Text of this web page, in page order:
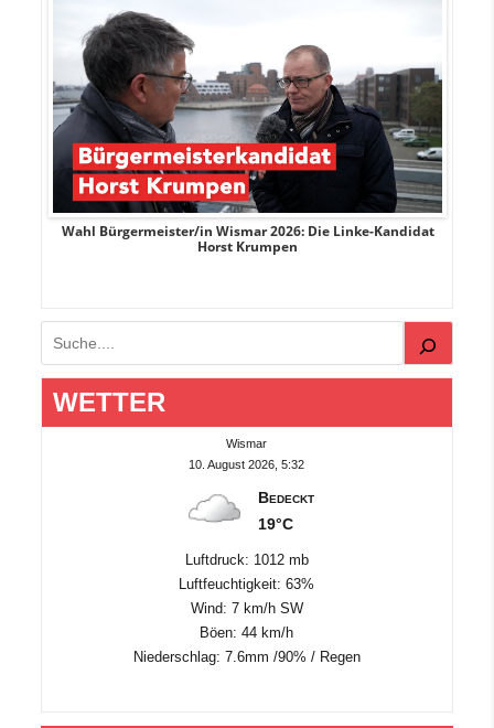
Wahl Bürgermeister/in Wismar 2026: Die Linke-Kandidat
Horst Krumpen
Suchen
WETTER
Wismar
10. August 2026, 5:32
Bedeckt
19°C
Luftdruck: 1012 mb
Luftfeuchtigkeit: 63%
Wind: 7 km/h SW
Böen: 44 km/h
Niederschlag: 7.6mm /90% / Regen